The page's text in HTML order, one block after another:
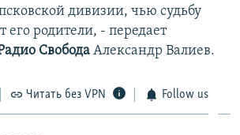
дивизии, чью судьбу
его родители, - передает
Свобода Александр Валиев.
Читать без VPN Follow us